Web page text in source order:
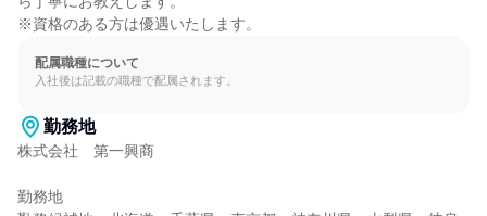
※資格のある方は優遇いたします。
配属職種について
入社後は記載の職種で配属されます。
勤務地
株式会社　第一興商
勤務地